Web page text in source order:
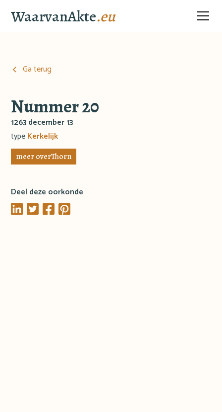
WaarvanAkte.eu
Ga terug
Nummer 20
1263 december 13
typeKerkelijk
meer overThorn
Deel deze oorkonde